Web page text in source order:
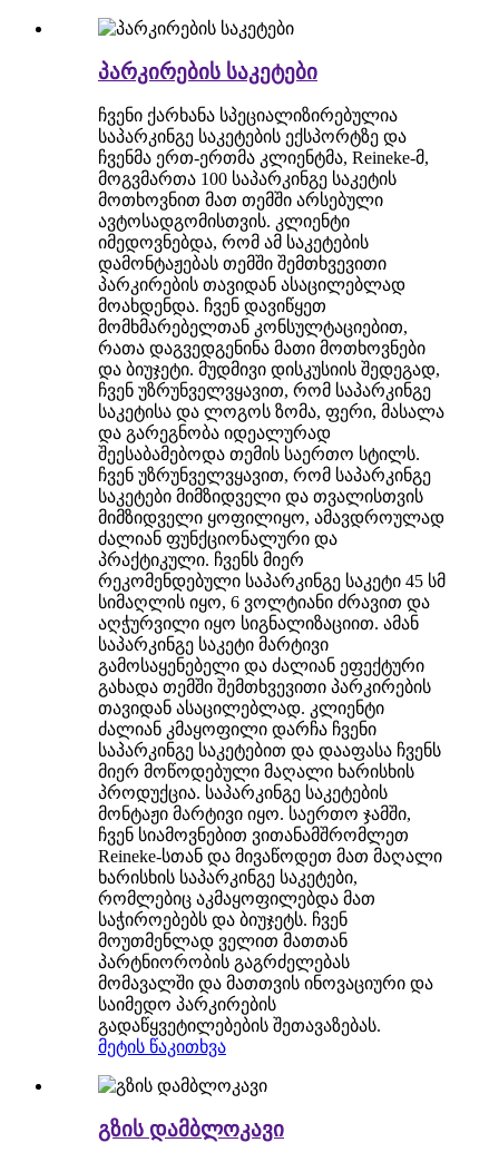
პარკირების საკეტები
ჩვენი ქარხანა სპეციალიზირებულია
საპარკინგე საკეტების ექსპორტზე და
ჩვენმა ერთ-ერთმა კლიენტმა, Reineke-მ,
მოგვმართა 100 საპარკინგე საკეტის
მოთხოვნით მათ თემში არსებული
ავტოსადგომისთვის. კლიენტი
იმედოვნებდა, რომ ამ საკეტების
დამონტაჟებას თემში შემთხვევითი
პარკირების თავიდან ასაცილებლად
მოახდენდა. ჩვენ დავიწყეთ
მომხმარებელთან კონსულტაციებით,
რათა დაგვედგენინა მათი მოთხოვნები
და ბიუჯეტი. მუდმივი დისკუსიის შედეგად,
ჩვენ უზრუნველვყავით, რომ საპარკინგე
საკეტისა და ლოგოს ზომა, ფერი, მასალა
და გარეგნობა იდეალურად
შეესაბამებოდა თემის საერთო სტილს.
ჩვენ უზრუნველვყავით, რომ საპარკინგე
საკეტები მიმზიდველი და თვალისთვის
მიმზიდველი ყოფილიყო, ამავდროულად
ძალიან ფუნქციონალური და
პრაქტიკული. ჩვენს მიერ
რეკომენდებული საპარკინგე საკეტი 45 სმ
სიმაღლის იყო, 6 ვოლტიანი ძრავით და
აღჭურვილი იყო სიგნალიზაციით. ამან
საპარკინგე საკეტი მარტივი
გამოსაყენებელი და ძალიან ეფექტური
გახადა თემში შემთხვევითი პარკირების
თავიდან ასაცილებლად. კლიენტი
ძალიან კმაყოფილი დარჩა ჩვენი
საპარკინგე საკეტებით და დააფასა ჩვენს
მიერ მოწოდებული მაღალი ხარისხის
პროდუქცია. საპარკინგე საკეტების
მონტაჟი მარტივი იყო. საერთო ჯამში,
ჩვენ სიამოვნებით ვითანამშრომლეთ
Reineke-სთან და მივაწოდეთ მათ მაღალი
ხარისხის საპარკინგე საკეტები,
რომლებიც აკმაყოფილებდა მათ
საჭიროებებს და ბიუჯეტს. ჩვენ
მოუთმენლად ველით მათთან
პარტნიორობის გაგრძელებას
მომავალში და მათთვის ინოვაციური და
საიმედო პარკირების
გადაწყვეტილებების შეთავაზებას.
მეტის წაკითხვა
გზის დამბლოკავი